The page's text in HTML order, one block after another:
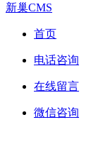
新巢CMS
首页
电话咨询
在线留言
微信咨询